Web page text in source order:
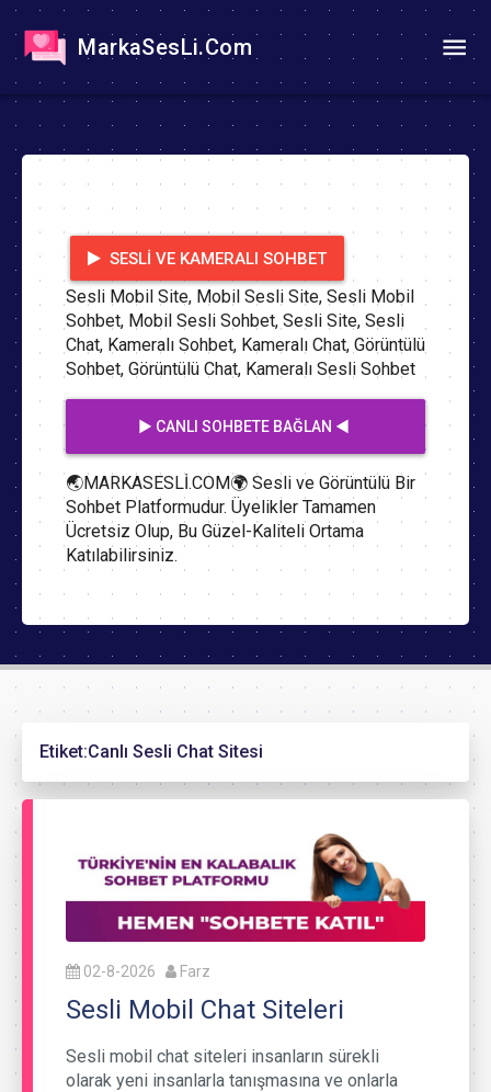
MarkaSesLi.Com
SESLI VE KAMERALI SOHBET
Sesli Mobil Site, Mobil Sesli Site, Sesli Mobil
Sohbet, Mobil Sesli Sohbet, Sesli Site, Sesli
Chat, Kameralı Sohbet, Kameralı Chat, Görüntülü
Sohbet, Görüntülü Chat, Kameralı Sesli Sohbet
▶️ CANLI SOHBETE BAĞLAN ◀️
🌏MARKASESLİ.COM🌍 Sesli ve Görüntülü Bir
Sohbet Platformudur. Üyelikler Tamamen
Ücretsiz Olup, Bu Güzel-Kaliteli Ortama
Katılabilirsiniz.
Etiket:Canlı Sesli Chat Sitesi
02-8-2026 Farz
Sesli Mobil Chat Siteleri
Sesli mobil chat siteleri insanların sürekli
olarak yeni insanlarla tanışmasına ve onlarla